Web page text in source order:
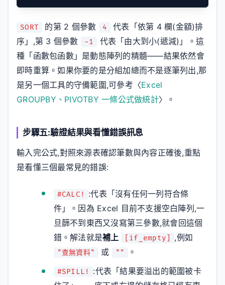
SORT 的第 2 個參數 4
代表「依第 4 欄(金額)排
序」,第 3 個參數
-1
代表「由大到小(遞減)」。這
種「函數包函數」是動態陣列的精髓——結果依然會
即時重算。如果你要的是分組加總而不是逐筆列出,那
是另一個工具的守備範圍,可參考〈Excel
GROUPBY、PIVOTBY 一條公式做統計〉。
步驟五:驗證結果與看懂錯誤訊息
輸入完公式,對照來源表確認筆數與內容正確後,重點
是看懂三個最常見的錯誤:
#CALC!
:代表「沒有任何一列符合條
件」。因為 Excel 目前不支援空白陣列,一
旦篩不到東西又沒寫第三參數,就會回這個
錯。解法就是補上 [if_empty] ,例如
"查無資料" 或 "" 。
#SPILL!
:代表「結果要溢出的範圍被卡